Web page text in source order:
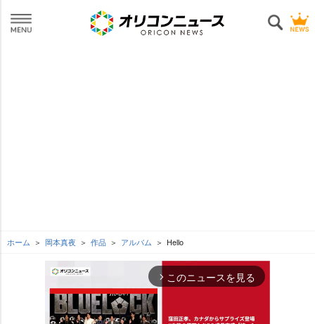
ホーム 岡本真夜 作品 アルバム Hello
arrow_forward_ios このニュースを見る